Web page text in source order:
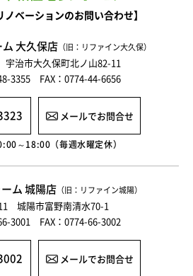
ノベーションのお問い合わせ】
大久保店 （旧：リファイン大久保）
治市大久保町北ノ山82-11
3355 FAX：0774-44-6656
メールでお問合せ
～18:00（毎週水曜定休）
ム 城陽店 （旧：リファイン城陽）
城陽市富野南清水70-1
3001 FAX：0774-66-3002
メールでお問合せ